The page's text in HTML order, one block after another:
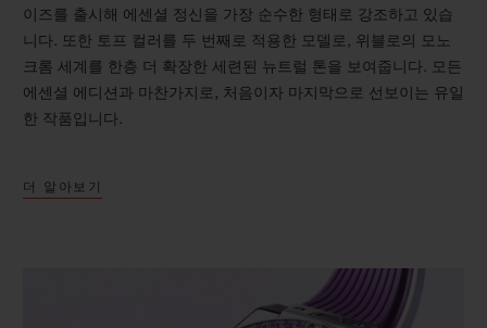
이즈를 출시해 에센셜 정신을 가장 순수한 형태로 강조하고 있습
니다. 또한 토프 컬러를 두 번째로 적용한 모델로, 위블로의 모노
크롬 세계를 한층 더 확장한 세련된 뉴트럴 톤을 보여줍니다. 모든
에센셜 에디션과 마찬가지로, 처음이자 마지막으로 선보이는 유일
한 작품입니다.
더 알아보기